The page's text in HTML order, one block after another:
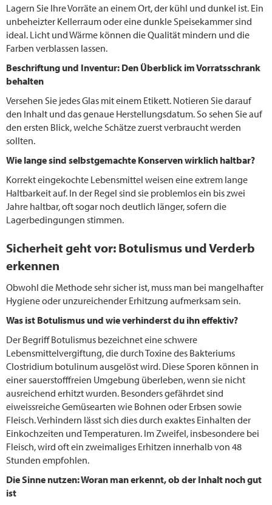
Lagern Sie Ihre Vorräte an einem Ort, der kühl und dunkel ist. Ein
unbeheizter Kellerraum oder eine dunkle Speisekammer sind
ideal. Licht und Wärme können die Qualität mindern und die
Farben verblassen lassen.
Beschriftung und Inventur: Den Überblick im Vorratsschrank
behalten
Versehen Sie jedes Glas mit einem Etikett. Notieren Sie darauf
den Inhalt und das genaue Herstellungsdatum. So sehen Sie auf
den ersten Blick, welche Schätze zuerst verbraucht werden
sollten.
Wie lange sind selbstgemachte Konserven wirklich haltbar?
Korrekt eingekochte Lebensmittel weisen eine extrem lange
Haltbarkeit auf. In der Regel sind sie problemlos ein bis zwei
Jahre haltbar, oft sogar noch deutlich länger, sofern die
Lagerbedingungen stimmen.
Sicherheit geht vor: Botulismus und Verderb
erkennen
Obwohl die Methode sehr sicher ist, muss man bei mangelhafter
Hygiene oder unzureichender Erhitzung aufmerksam sein.
Was ist Botulismus und wie verhinderst du ihn effektiv?
Der Begriff Botulismus bezeichnet eine schwere
Lebensmittelvergiftung, die durch Toxine des Bakteriums
Clostridium botulinum ausgelöst wird. Diese Sporen können in
einer sauerstofffreien Umgebung überleben, wenn sie nicht
ausreichend erhitzt wurden. Besonders gefährdet sind
eiweissreiche Gemüsearten wie Bohnen oder Erbsen sowie
Fleisch. Verhindern lässt sich dies durch exaktes Einhalten der
Einkochzeiten und Temperaturen. Im Zweifel, insbesondere bei
Fleisch, wird oft ein zweimaliges Erhitzen innerhalb von 48
Stunden empfohlen.
Die Sinne nutzen: Woran man erkennt, ob der Inhalt noch gut
ist